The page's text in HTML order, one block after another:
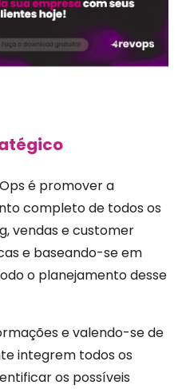
é promover a
completo de todos os
vendas e customer
e baseando-se em
o planejamento desse
e valendo-se de
integrem todos os
os possíveis